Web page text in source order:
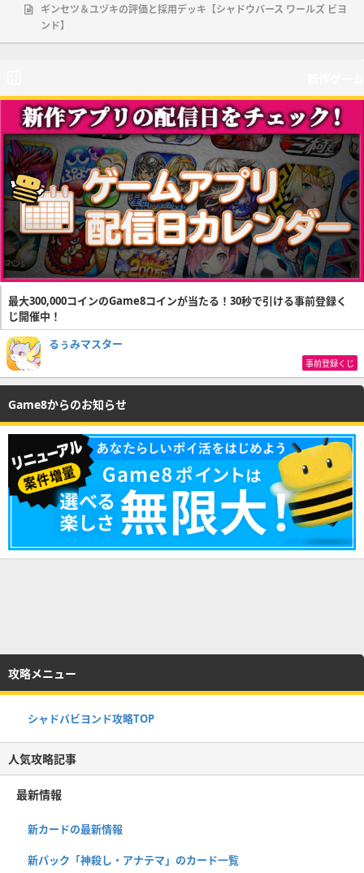
ギンセツ＆ユヅキの評価と採用デッキ【シャドウバース ワールズ ビヨ
ンド】
最大300,000コインのGame8コインが当たる！30秒で引ける事前登録く
じ開催中！
るぅみマスター
事前登録くじ
Game8からのお知らせ
攻略メニュー
シャドバビヨンド攻略TOP
人気攻略記事
最新情報
新カードの最新情報
新パック「神殺し・アナテマ」のカード一覧